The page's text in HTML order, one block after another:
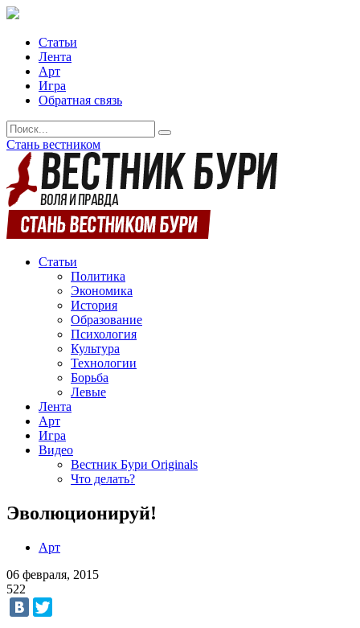
Статьи
Лента
Арт
Игра
Обратная связь
Стань вестником
Статьи
Политика
Экономика
История
Образование
Психология
Культура
Технологии
Борьба
Левые
Лента
Арт
Игра
Видео
Вестник Бури Originals
Что делать?
Эволюционируй!
Арт
06 февраля, 2015
522